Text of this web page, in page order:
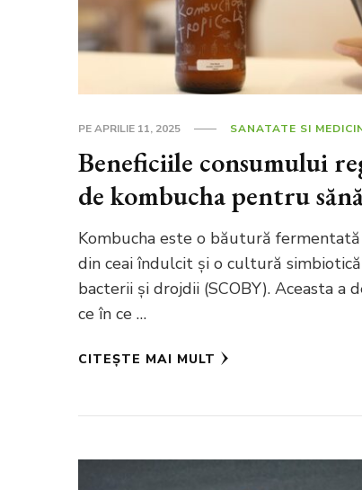
PEAPRILIE 11, 2025 SANATATE SI
Beneficiile consumului
de kombucha pentru
Kombucha este o băutură
din ceai îndulcit și o cultură
bacterii și drojdii (SCOBY). Aceasta a
ce în ce …
CITEȘTE MAI MULT